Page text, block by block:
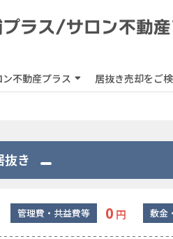
ン不動産プラス 居抜き売却をご
抜き
管理費・共益費等 0 円 敷金